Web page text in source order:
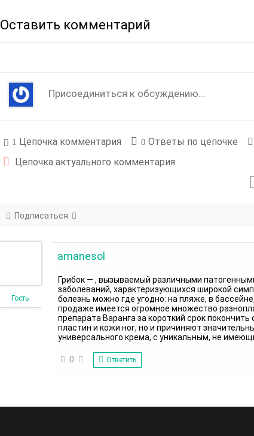
Оставить комментарий
1 Цепочка комментария 0 Ответы по цепочке
Цепочка актуального комментария
Подписаться
Гость
amanesol
Грибок — , вызываемый различными
заболеваний, характеризующихся широкой
болезнь можно где угодно: на пляже, в
продаже имеется огромное множество
препарата Варанга за короткий срок
пластин и кожи ног, но и причиняют
универсального крема, с уникальным, не
0 Ответить